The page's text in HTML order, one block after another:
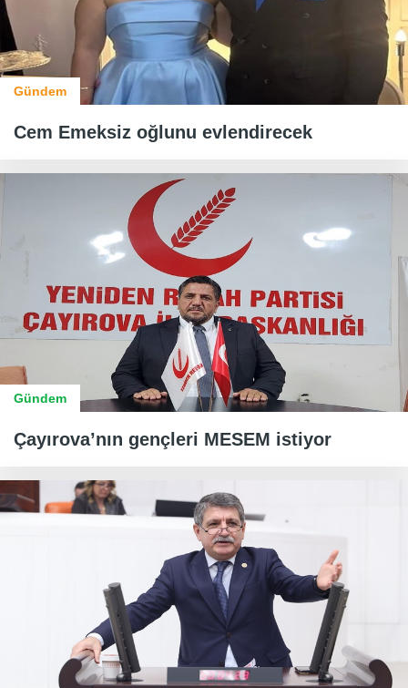
Gündem
Cem Emeksiz oğlunu evlendirecek
Gündem
Çayırova’nın gençleri MESEM istiyor